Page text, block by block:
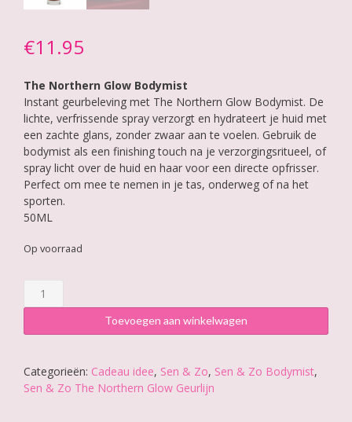
€11.95
The Northern Glow Bodymist
Instant geurbeleving met The Northern Glow Bodymist. De
lichte, verfrissende spray verzorgt en hydrateert je huid met
een zachte glans, zonder zwaar aan te voelen. Gebruik de
bodymist als een finishing touch na je verzorgingsritueel, of
spray licht over de huid en haar voor een directe opfrisser.
Perfect om mee te nemen in je tas, onderweg of na het
sporten.
50ML
Op voorraad
&
The
Glow
Bodymist
Toevoegen aan winkelwagen
Categorieën: Cadeau idee, Sen & Zo, Sen & Zo Bodymist,
Sen & Zo The Northern Glow Geurlijn